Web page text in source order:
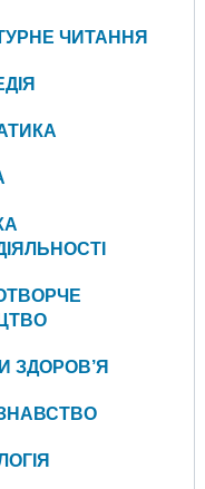
ЧИТАННЯ
ЗДОРОВ’Я